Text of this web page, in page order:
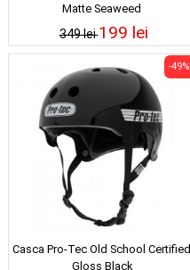
Matte Seaweed
349 lei199 lei
Casca Pro-Tec Old School Certified
Gloss Black
-49%